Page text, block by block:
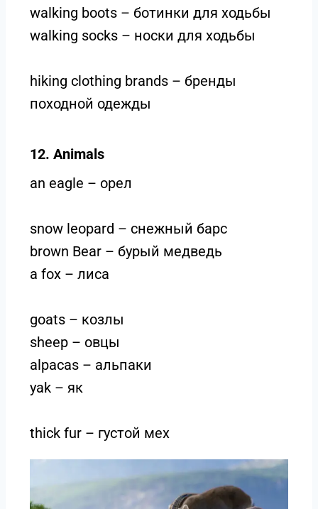
walking boots – ботинки для ходьбы
walking socks – носки для ходьбы
hiking clothing brands – бренды
походной одежды
12. Animals
an eagle – орел
snow leopard – снежный барс
brown Bear – бурый медведь
a fox – лиса
goats – козлы
sheep – овцы
alpacas – альпаки
yak – як
thick fur – густой мех